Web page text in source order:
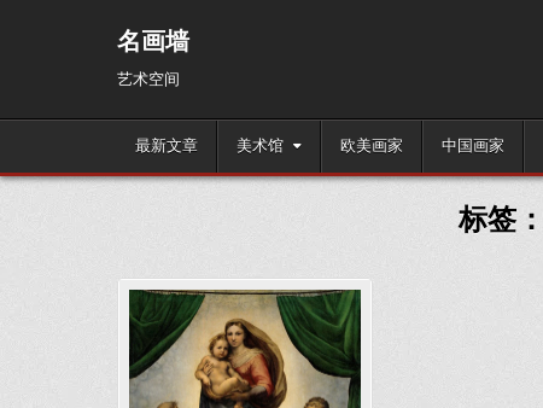
名画墙
艺术空间
最新文章 美术馆 欧美画家 中国画家
标签：